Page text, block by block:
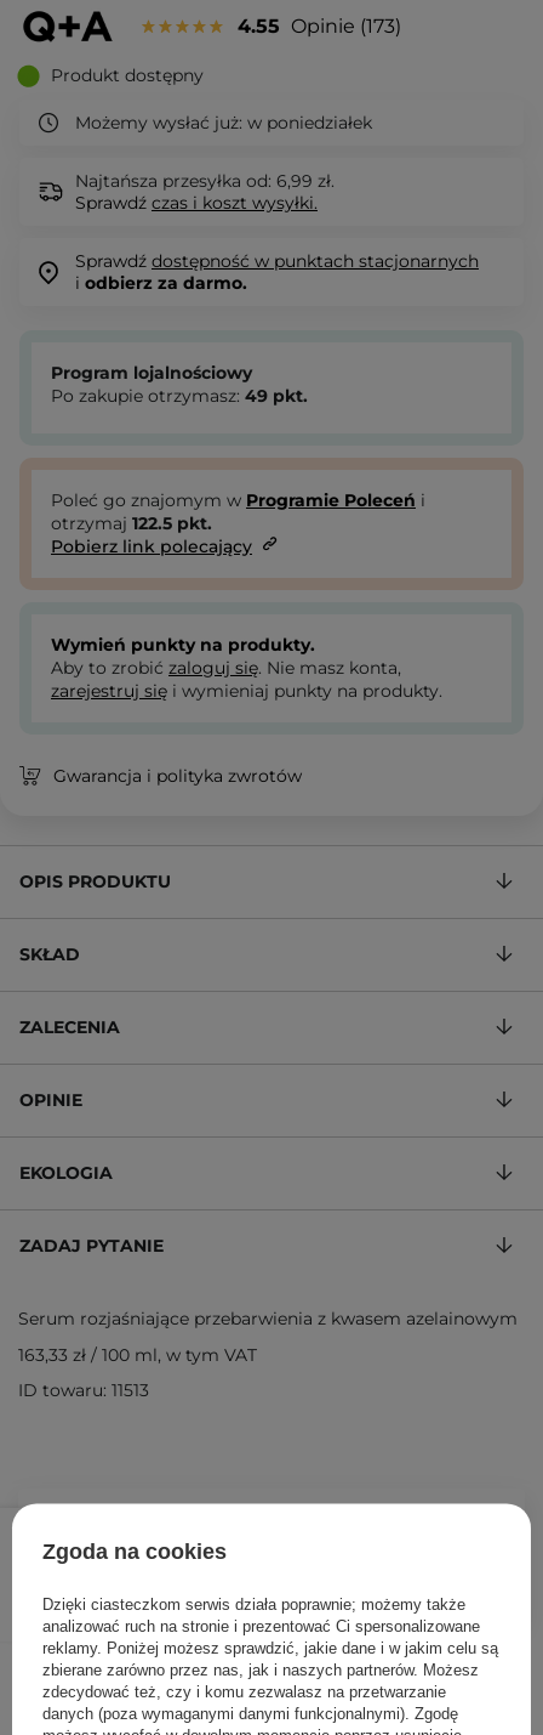
4.55 Opinie 173
Produkt dostępny
Możemy wysłać już: w poniedziałek
Najtańsza przesyłka od: 6,99 zł.
Sprawdź czas i koszt wysyłki.
Sprawdź dostępność w punktach stacjonarnych
i odbierz za darmo.
Program lojalnościowy
Po zakupie otrzymasz: 49 pkt.
Poleć go znajomym w Programie Poleceń i
otrzymaj 122.5 pkt.
Pobierz link polecający
Wymień punkty na produkty.
Aby to zrobić zaloguj się. Nie masz konta,
zarejestruj się i wymieniaj punkty na produkty.
Gwarancja i polityka zwrotów
OPIS PRODUKTU
SKŁAD
ZALECENIA
OPINIE
EKOLOGIA
ZADAJ PYTANIE
Serum rozjaśniające przebarwienia z kwasem azelainowym
163,33 zł / 100 ml, w tym VAT
ID towaru: 11513
Inni klienci sprawdzali również
Zgoda na cookies
Dzięki ciasteczkom serwis działa poprawnie; możemy także
analizować ruch na stronie i prezentować Ci spersonalizowane
reklamy. Poniżej możesz sprawdzić, jakie dane i w jakim celu są
zbierane zarówno przez nas, jak i naszych partnerów. Możesz
zdecydować też, czy i komu zezwalasz na przetwarzanie
danych (poza wymaganymi danymi funkcjonalnymi). Zgodę